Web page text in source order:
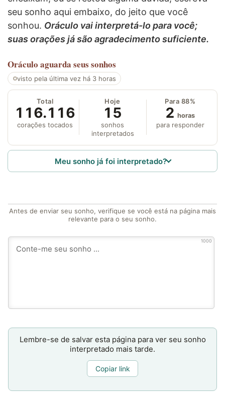
seu sonho aqui embaixo, do jeito que você
sonhou. Oráculo vai interpretá-lo para você;
suas orações já são agradecimento suficiente.
Oráculo aguarda seus sonhos
visto pela última vez há 3 horas
Total
116.116
corações tocados
Hoje
15
sonhos
interpretados
Para 88%
2 horas
para responder
Meu sonho já foi interpretado?
Antes de enviar seu sonho, verifique se você está na página mais
relevante para o seu sonho.
1000
Lembre-se de salvar esta página para ver seu sonho
interpretado mais tarde.
Copiar link